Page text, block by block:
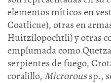
elementos míticos en
Coatlicue), otras en
Huitzilopochtli) y otras
emplumada como
serpientes de fuego,
coralillo, Microroussp.,